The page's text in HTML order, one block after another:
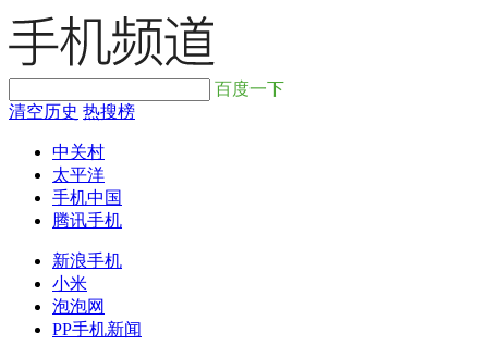
百度一下
清空历史 热搜榜
中关村
太平洋
手机中国
腾讯手机
新浪手机
小米
泡泡网
PP手机新闻